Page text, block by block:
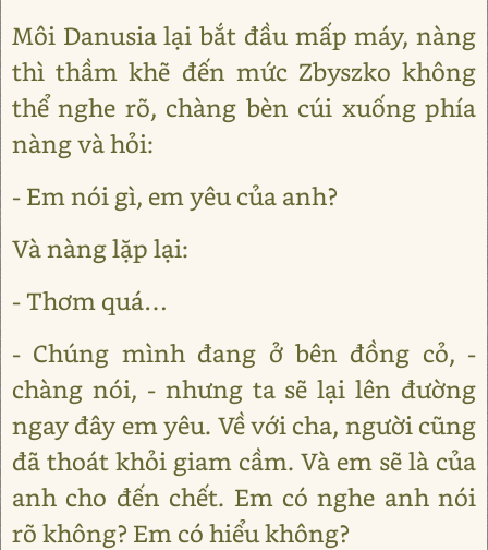
Môi Danusia lại bắt đầu mấp máy, nàng
thì thầm khẽ đến mức Zbyszko không
thể nghe rõ, chàng bèn cúi xuống phía
nàng và hỏi:
- Em nói gì, em yêu của anh?
Và nàng lặp lại:
- Thơm quá…
- Chúng mình đang ở bên đồng cỏ, -
chàng nói, - nhưng ta sẽ lại lên đường
ngay đây em yêu. Về với cha, người cũng
đã thoát khỏi giam cầm. Và em sẽ là của
anh cho đến chết. Em có nghe anh nói
rõ không? Em có hiểu không?